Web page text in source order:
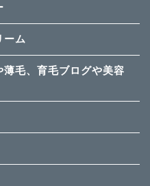
ーム
毛、育毛ブログや美容